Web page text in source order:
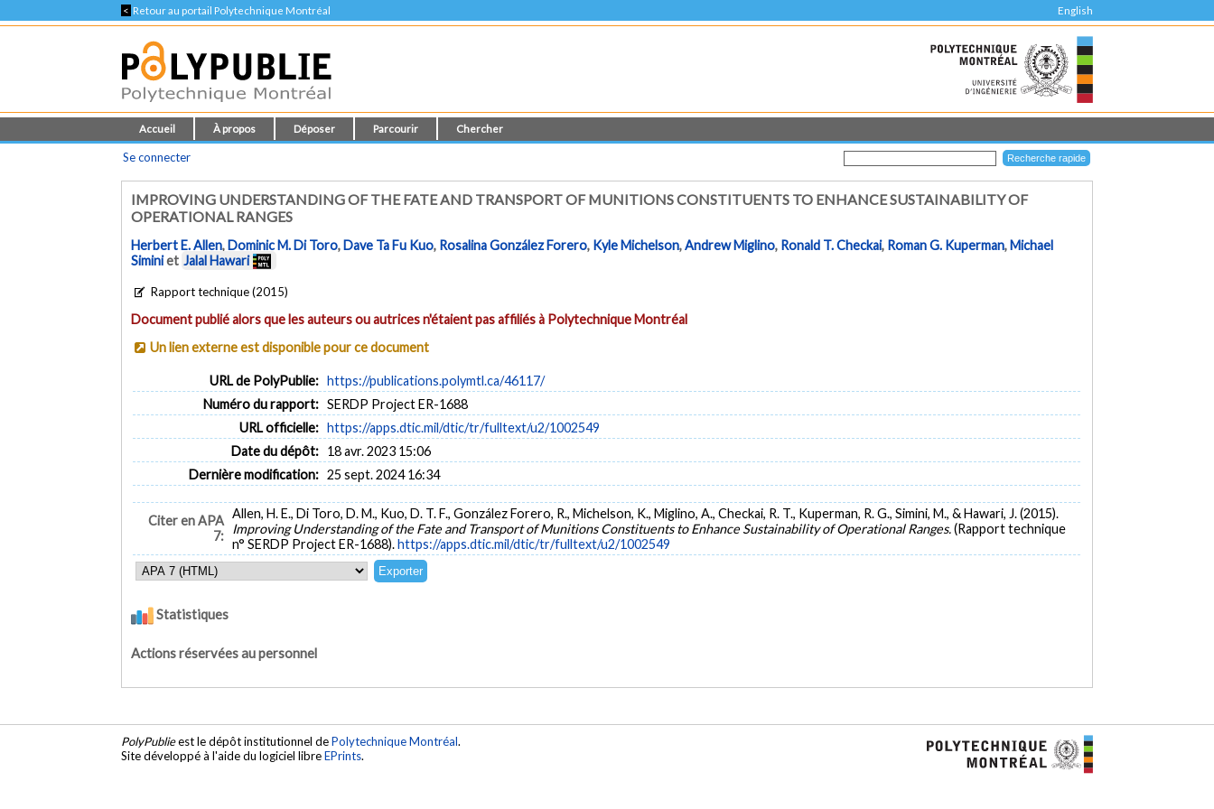
< Retour au portail Polytechnique Montréal English
Accueil À propos Déposer Parcourir Chercher
Se connecter
IMPROVING UNDERSTANDING OF THE FATE AND TRANSPORT OF MUNITIONS CONSTITUENTS TO ENHANCE SUSTAINABILITY OF
OPERATIONAL RANGES
Herbert E. Allen,Dominic M. Di Toro,Dave Ta Fu Kuo, Rosalina González Forero, Kyle Michelson,Andrew Miglino, Ronald T. Checkai, Roman G. Kuperman,Michael
Siminiet Jalal Hawari
Rapport technique (2015)
Document publié alors que les auteurs ou autrices n'étaient pas affiliés à Polytechnique Montréal
Un lien externe est disponible pour ce document
URL de PolyPublie: https://publications.polymtl.ca/46117/
Numéro du rapport: SERDP Project ER-1688
URL officielle: https://apps.dtic.mil/dtic/tr/fulltext/u2/1002549
Date du dépôt: 18 avr. 2023 15:06
Dernière modification: 25 sept. 2024 16:34
Citer en APA
7:
Allen, H. E., Di Toro, D. M., Kuo, D. T. F., González Forero, R., Michelson, K., Miglino, A., Checkai, R. T., Kuperman, R. G., Simini, M., & Hawari, J. (2015).
Improving Understanding of the Fate and Transport of Munitions Constituents to Enhance Sustainability of Operational Ranges.(Rapport technique
n° SERDP Project ER-1688).https://apps.dtic.mil/dtic/tr/fulltext/u2/1002549
Statistiques
Actions réservées au personnel
PolyPublieest le dépôt institutionnel dePolytechnique Montréal.
Site développé à l'aide du logiciel libreEPrints.